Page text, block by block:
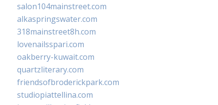
salon104mainstreet.com
alkaspringswater.com
318mainstreet8h.com
lovenailsspari.com
oakberry-kuwait.com
quartzliterary.com
friendsofbroderickpark.com
studiopiattellina.com